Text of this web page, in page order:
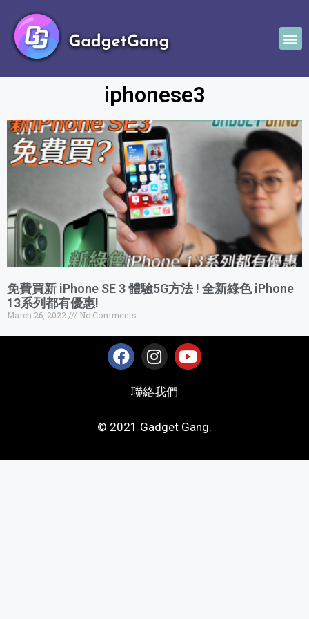
iphonese3
免費買新 iPhone SE 3 體驗5G方法 ! 全新綠色 iPhone
13系列都有優惠!
March 26, 2022 No Comments
聯絡我們
© 2021 Gadget Gang.